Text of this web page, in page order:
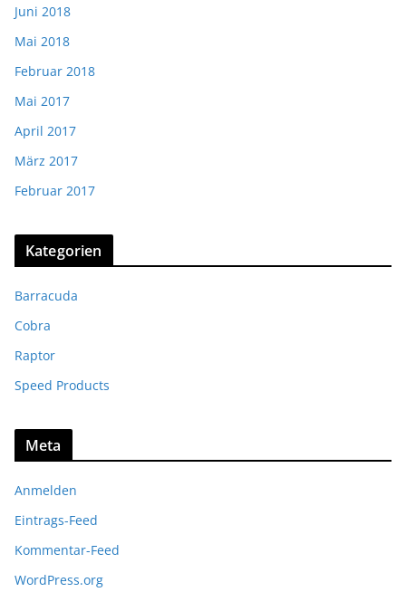
Juni 2018
Mai 2018
Februar 2018
Mai 2017
April 2017
März 2017
Februar 2017
Kategorien
Barracuda
Cobra
Raptor
Speed Products
Meta
Anmelden
Eintrags-Feed
Kommentar-Feed
WordPress.org